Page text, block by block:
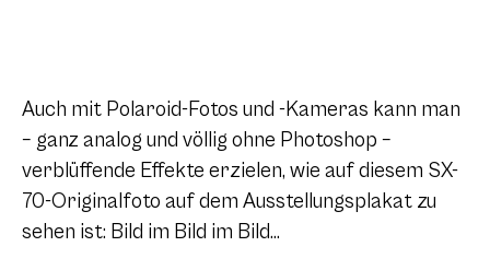
Auch mit Polaroid-Fotos und -Kameras kann man
– ganz analog und völlig ohne Photoshop –
verblüffende Effekte erzielen, wie auf diesem SX-
70-Originalfoto auf dem Ausstellungsplakat zu
sehen ist: Bild im Bild im Bild…